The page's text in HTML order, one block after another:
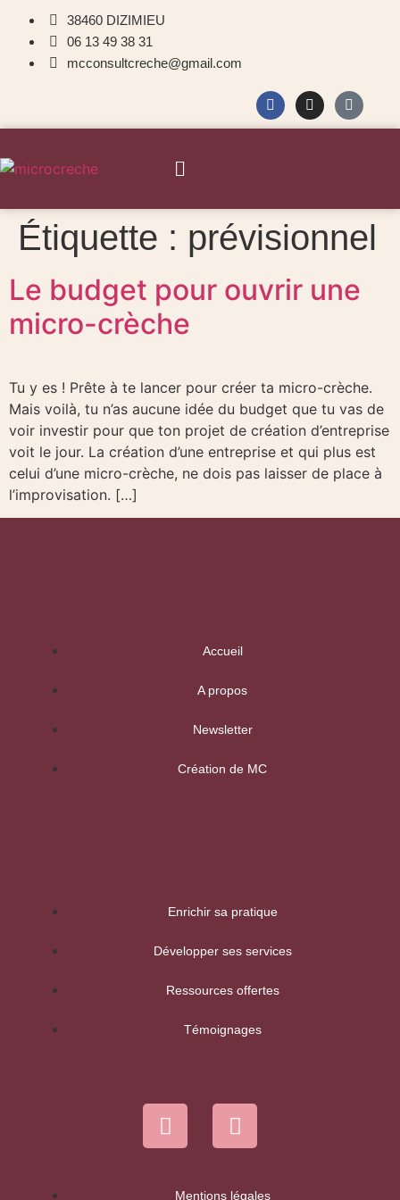
38460 DIZIMIEU
06 13 49 38 31
mcconsultcreche@gmail.com
Étiquette : prévisionnel
Le budget pour ouvrir une
micro-crèche
Tu y es ! Prête à te lancer pour créer ta micro-crèche.
Mais voilà, tu n’as aucune idée du budget que tu vas de
voir investir pour que ton projet de création d’entreprise
voit le jour. La création d’une entreprise et qui plus est
celui d’une micro-crèche, ne dois pas laisser de place à
l’improvisation. […]
Accueil
A propos
Newsletter
Création de MC
Enrichir sa pratique
Développer ses services
Ressources offertes
Témoignages
Mentions légales